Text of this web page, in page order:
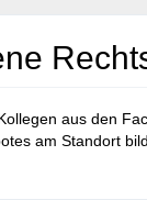
aus den
am Standort